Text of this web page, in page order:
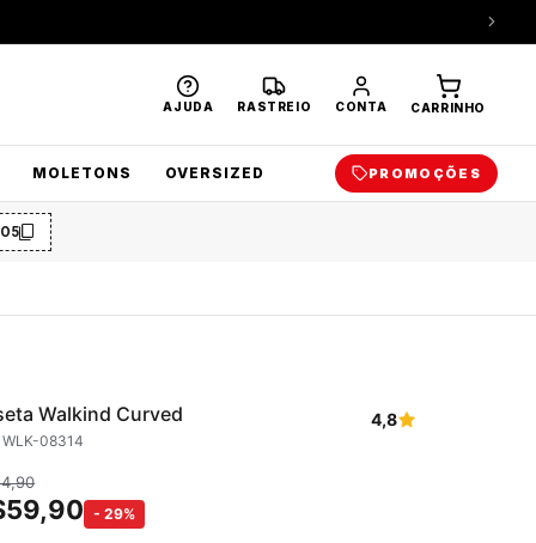
AJUDA RASTREIO CONTA CARRINHO
MOLETONS OVERSIZED PROMOÇÕES
Walkind Curved
08314
4,8
59,90 - 29%